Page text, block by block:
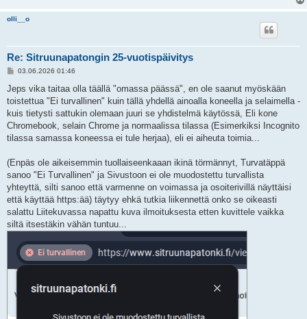
olli__o
Re: Sitruunapatongin 25-vuotispäivitys
V
e
s
t
i
03.06.2026 01:46
Jeps vika taitaa olla täällä "omassa päässä", en ole saanut myöskään
toistettua "Ei turvallinen" kuin tällä yhdellä ainoalla koneella ja selaimella -
kuis tietysti sattukin olemaan juuri se yhdistelmä käytössä, Eli kone
Chromebook, selain Chrome ja normaalissa tilassa (Esimerkiksi Incognito
tilassa samassa koneessa ei tule herjaa), eli ei aiheuta toimia...
(Enpäs ole aikeisemmin tuollaiseenkaaan ikinä törmännyt, Turvatäppä
sanoo "Ei Turvallinen" ja Sivustoon ei ole muodostettu turvallista
yhteyttä, silti sanoo että varmenne on voimassa ja osoiterivillä näyttäisi
että käyttää https:ää) täytyy ehkä tutkia liikennettä onko se oikeasti
salattu Liitekuvassa napattu kuva ilmoituksesta etten kuvittele vaikka
siltä itsestäkin vähän tuntuu...